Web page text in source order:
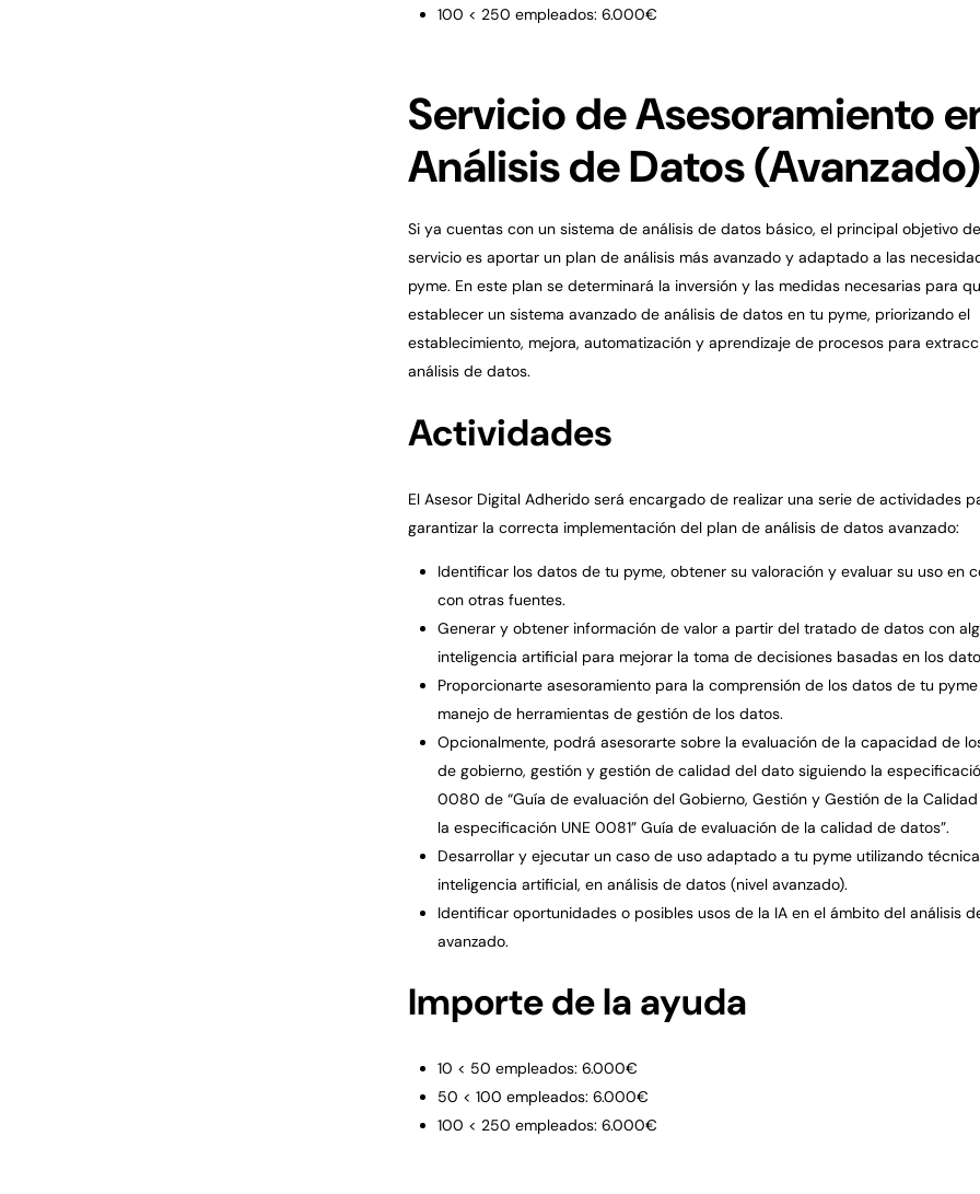
100 < 250 empleados: 6.000€
Servicio de Asesoramiento
Análisis de Datos (Avanzado)
Si ya cuentas con un sistema de análisis de datos básico, el principal objetivo
servicio es aportar un plan de análisis más avanzado y adaptado a las
pyme. En este plan se determinará la inversión y las medidas necesarias para
establecer un sistema avanzado de análisis de datos en tu pyme, priorizando el
establecimiento, mejora, automatización y aprendizaje de procesos para
análisis de datos.
Actividades
El Asesor Digital Adherido será encargado de realizar una serie de actividades
garantizar la correcta implementación del plan de análisis de datos avanzado:
Identificar los datos de tu pyme, obtener su valoración y evaluar su uso en
con otras fuentes.
Generar y obtener información de valor a partir del tratado de datos con
inteligencia artificial para mejorar la toma de decisiones basadas en los
Proporcionarte asesoramiento para la comprensión de los datos de tu
manejo de herramientas de gestión de los datos.
Opcionalmente, podrá asesorarte sobre la evaluación de la capacidad de
de gobierno, gestión y gestión de calidad del dato siguiendo la
0080 de “Guía de evaluación del Gobierno, Gestión y Gestión de la
la especificación UNE 0081” Guía de evaluación de la calidad de datos”.
Desarrollar y ejecutar un caso de uso adaptado a tu pyme utilizando
inteligencia artificial, en análisis de datos (nivel avanzado).
Identificar oportunidades o posibles usos de la IA en el ámbito del análisis
avanzado.
Importe de la ayuda
10 < 50 empleados: 6.000€
50 < 100 empleados: 6.000€
100 < 250 empleados: 6.000€